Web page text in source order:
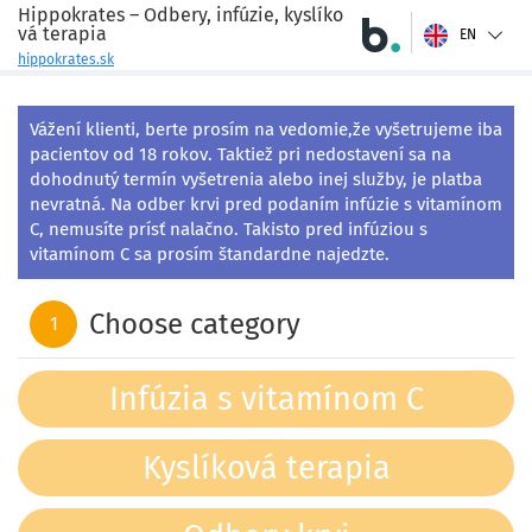
Hippokrates – Odbery, infúzie, kyslíko
vá terapia
hippokrates.sk
EN
Vážení klienti, berte prosím na vedomie,že vyšetrujeme iba
pacientov od 18 rokov. Taktiež pri nedostavení sa na
dohodnutý termín vyšetrenia alebo inej služby, je platba
nevratná. Na odber krvi pred podaním infúzie s vitamínom
C, nemusíte prísť nalačno. Takisto pred infúziou s
vitamínom C sa prosím štandardne najedzte.
1 Choose category
Infúzia s vitamínom C
Kyslíková terapia